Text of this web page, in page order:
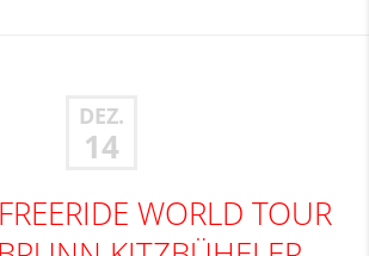
DEZ.
14
WORLD TOUR